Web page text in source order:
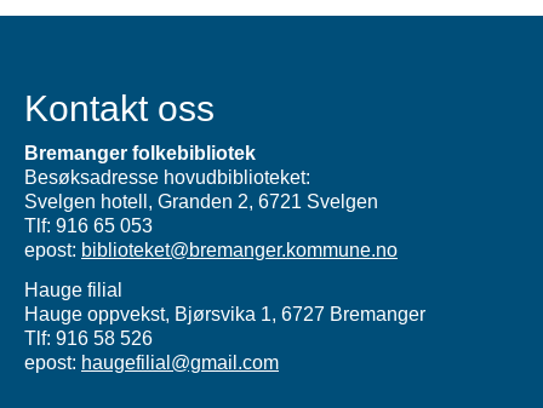
Kontakt oss
Bremanger folkebibliotek
Besøksadresse hovudbiblioteket:
Svelgen hotell, Granden 2, 6721 Svelgen
Tlf: 916 65 053
epost: biblioteket@bremanger.kommune.no
Hauge filial
Hauge oppvekst, Bjørsvika 1, 6727 Bremanger
Tlf: 916 58 526
epost: haugefilial@gmail.com